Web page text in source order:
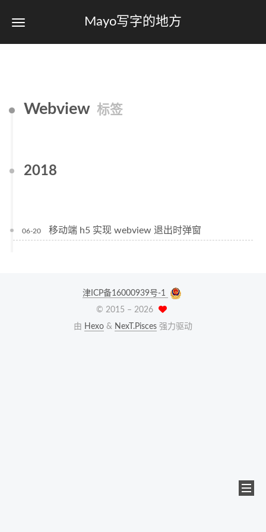
Mayo写字的地方
Webview 标签
2018
06-20 移动端 h5 实现 webview 退出时弹窗
津ICP备16000939号-1
© 2015 – 2026
由 Hexo & NexT.Pisces 强力驱动